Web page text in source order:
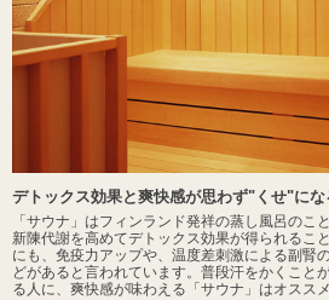
デトックス効果と爽快感が思わず"くせ"にな
「サウナ」はフィンランド発祥の蒸し風呂のこ
新陳代謝を高めてデトックス効果が得られるこ
にも、免疫力アップや、温度差刺激による副腎
どがあると言われています。普段汗をかくこと
る人に、爽快感が味わえる「サウナ」はオススメ